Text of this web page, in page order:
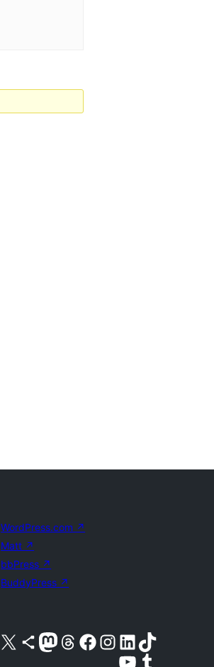
WordPress.com ↗
Matt ↗
bbPress ↗
BuddyPress ↗
Посетите нас в X (ранее Twitter)
Посетите нашу учётную запись в Bluesky
Посетите нашу ленту в Mastodon
Посетите нашу учётную запись в Threads
Посетите нашу страницу на Facebook
Посетите наш Instagram
Посетите нашу страницу в LinkedIn
Посетите нашу учётную запись в TikTok
Посетите наш канал YouTube
Посетите нашу учётную запись в Tumblr